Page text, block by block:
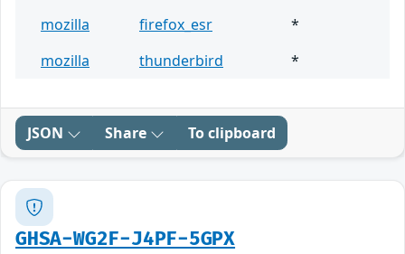
mozilla
firefox_esr
*
mozilla
thunderbird *
JSON Share To clipboard
GHSA-WG2F-J4PF-5GPX